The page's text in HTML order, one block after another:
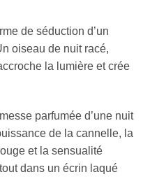
de séduction d’un
oiseau de nuit racé,
la lumière et crée
parfumée d’une nuit
de la cannelle, la
et la sensualité
dans un écrin laqué